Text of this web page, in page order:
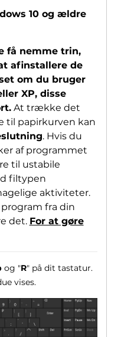
10 og ældre
få nemme trin,
afinstallere de
om du bruger
XP, disse
At trække det
til papirkurven kan
. Hvis du
af programmet
til ustabile
filtypen
aktiviteter.
fra din
det. For at gøre
og "R" på dit tastatur.
vises.